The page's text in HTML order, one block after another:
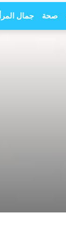
صحة جمال